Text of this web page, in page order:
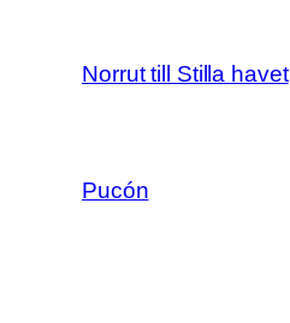
Norrut till Stilla havet
Pucón